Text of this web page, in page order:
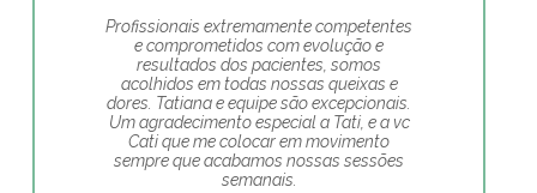
Profissionais extremamente competentes
e comprometidos com evolução e
resultados dos pacientes, somos
acolhidos em todas nossas queixas e
dores. Tatiana e equipe são excepcionais.
Um agradecimento especial a Tati, e a vc
Cati que me colocar em movimento
sempre que acabamos nossas sessões
semanais.